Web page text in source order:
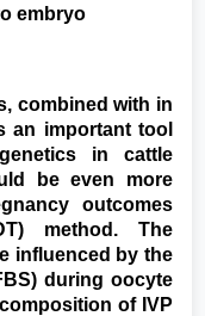
embryo
combined with in
an important tool
in cattle
be even more
outcomes
method. The
influenced by the
during oocyte
of IVP